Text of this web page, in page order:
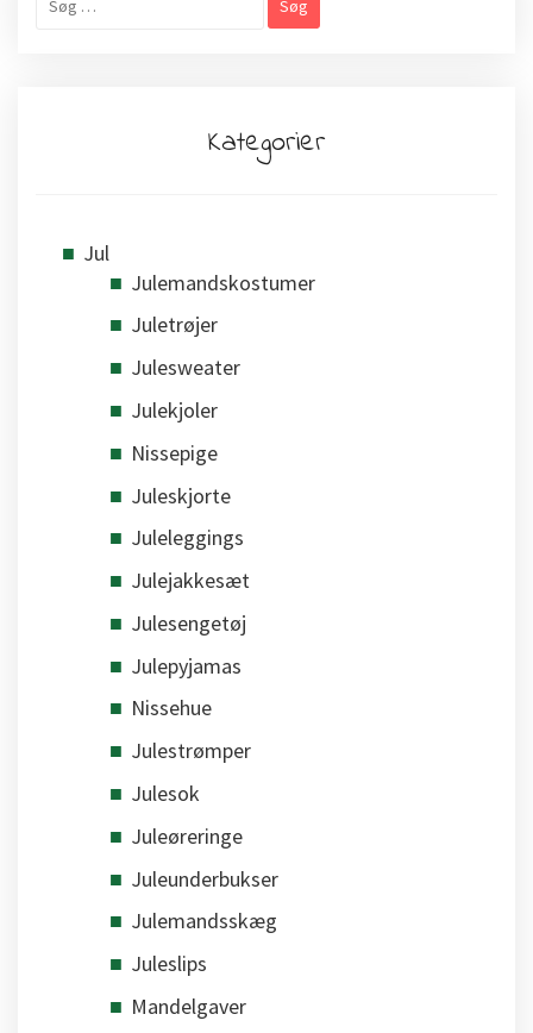
efter:
Kategorier
Jul
Julemandskostumer
Juletrøjer
Julesweater
Julekjoler
Nissepige
Juleskjorte
Juleleggings
Julejakkesæt
Julesengetøj
Julepyjamas
Nissehue
Julestrømper
Julesok
Juleøreringe
Juleunderbukser
Julemandsskæg
Juleslips
Mandelgaver